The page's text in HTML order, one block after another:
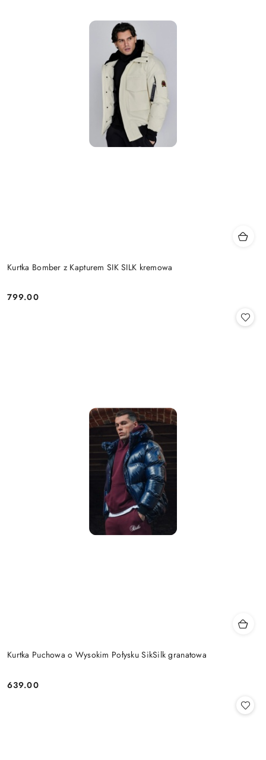
Kurtka Bomber z Kapturem SIK SILK kremowa
Cena:
799.00
Kurtka Puchowa o Wysokim Połysku SikSilk granatowa
Cena:
639.00